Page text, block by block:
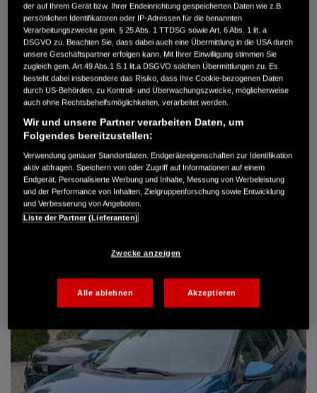
Kilometerstand
166.000 km
Kraftstoffart
Super
Getriebe
Automatik
Türen
5
Leistung
61 kW / 83 PS
Hubraum
1.339 cm³
Erstzulassung
10.2007
Bauart
Limousine
AUTO HARKE GMBH
Randersweide 59-63
21035 Hamburg
+49 40 735 935 0
DETAILS
der auf Ihrem Gerät bzw. Ihrer Endeinrichtung gespeicherten Daten wie z.B.
persönlichen Identifikatoren oder IP-Adressen für die benannten
Verarbeitungszwecke gem. § 25 Abs. 1 TTDSG sowie Art. 6 Abs. 1 lit. a
DSGVO zu. Beachten Sie, dass dabei auch eine Übermittlung in die USA durch
unsere Geschäftspartner erfolgen kann. Mit Ihrer Einwilligung stimmen Sie
zugleich gem. Art.49 Abs.1 S.1 lit.a DSGVO solchen Übermittlungen zu. Es
besteht dabei insbesondere das Risiko, dass Ihre Cookie-bezogenen Daten
durch US-Behörden, zu Kontroll- und Überwachungszwecke, möglicherweise
auch ohne Rechtsbehelfsmöglichkeiten, verarbeitet werden.
Wir und unsere Partner verarbeiten Daten, um
Folgendes bereitzustellen:
Verwendung genauer Standortdaten. Endgeräteeigenschaften zur Identifikation
aktiv abfragen. Speichern von oder Zugriff auf Informationen auf einem
Endgerät. Personalisierte Werbung und Inhalte, Messung von Werbeleistung
und der Performance von Inhalten, Zielgruppenforschung sowie Entwicklung
und Verbesserung von Angeboten.
Liste der Partner (Lieferanten)
Zwecke anzeigen
Alle ablehnen Akzeptieren